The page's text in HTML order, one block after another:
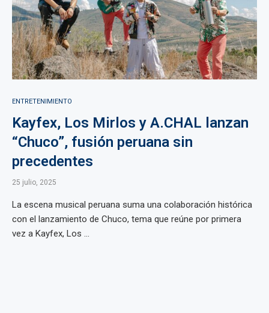
ENTRETENIMIENTO
Kayfex, Los Mirlos y A.CHAL lanzan
“Chuco”, fusión peruana sin
precedentes
25 julio, 2025
La escena musical peruana suma una colaboración histórica
con el lanzamiento de Chuco, tema que reúne por primera
vez a Kayfex, Los ...